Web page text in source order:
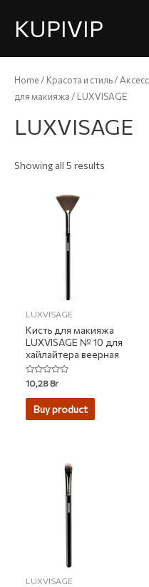
KUPIVIP
Home / Красота и стиль/
для макияжа / LUXVISAGE
LUXVISAGE
Showing all 5 results
LUXVISAGE
Кисть для макияжа
LUXVISAGE № 10 для
хайлайтера веерная
Rated
0
out
10,28Br
Buy product
LUXVISAGE